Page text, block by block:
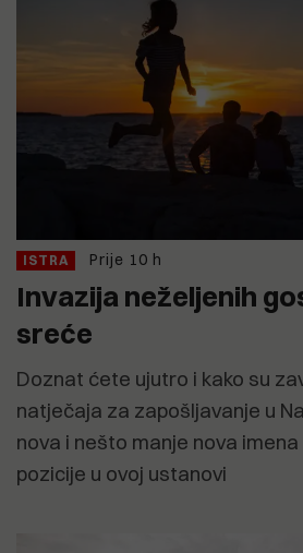
ISTRA Prije 10 h
Invazija neželjenih
sreće
Doznat ćete ujutro i kako su
natječaja za zapošljavanje u
nova i nešto manje nova
pozicije u ovoj ustanovi